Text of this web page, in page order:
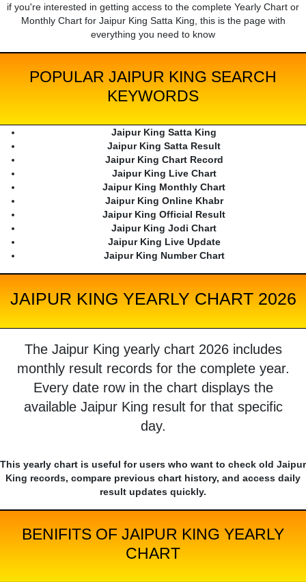
if you're interested in getting access to the complete Yearly Chart or
Monthly Chart for Jaipur King Satta King, this is the page with
everything you need to know
POPULAR JAIPUR KING SEARCH
KEYWORDS
Jaipur King Satta King
Jaipur King Satta Result
Jaipur King Chart Record
Jaipur King Live Chart
Jaipur King Monthly Chart
Jaipur King Online Khabr
Jaipur King Official Result
Jaipur King Jodi Chart
Jaipur King Live Update
Jaipur King Number Chart
JAIPUR KING YEARLY CHART 2026
The Jaipur King yearly chart 2026 includes
monthly result records for the complete year.
Every date row in the chart displays the
available Jaipur King result for that specific
day.
This yearly chart is useful for users who want to check old Jaipur
King records, compare previous chart history, and access daily
result updates quickly.
BENIFITS OF JAIPUR KING YEARLY
CHART